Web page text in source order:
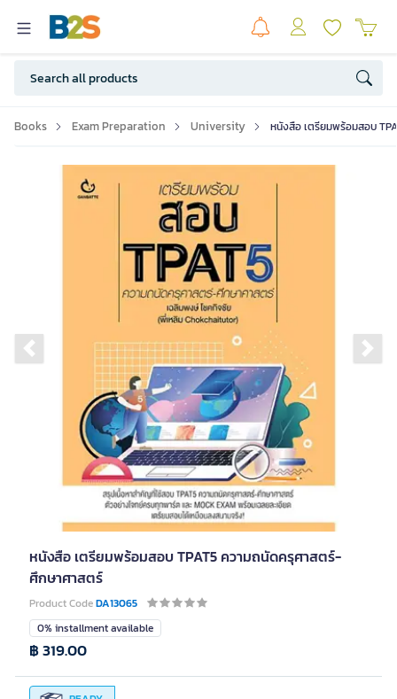
Books Exam Preparation University หนังสือ เตรียมพร้อมสอบ
Previous slide
หนังสือ เตรียมพร้อมสอบ TPAT5 ความถนัดครุศาสตร์-
ศึกษาศาสตร์
Product CodeDA13065
0% installment available
฿ 319.00